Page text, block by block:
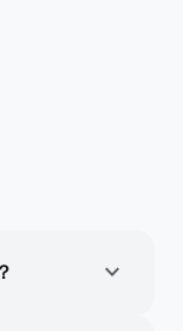
expand_more